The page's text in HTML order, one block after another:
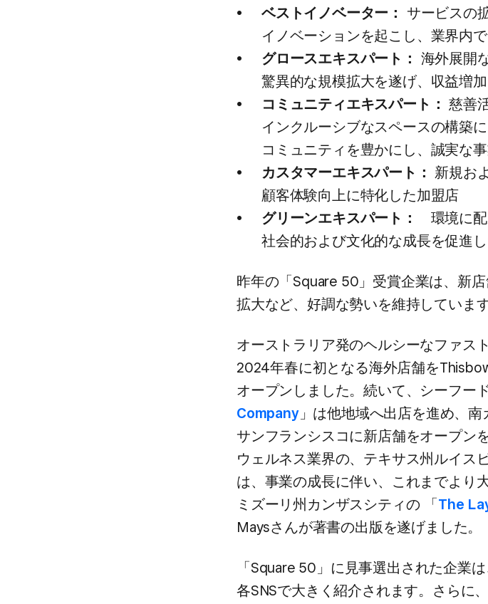
ベストイノベーター：
サービスの​
イノベーションを​起こし、​業界内
グロースエキスパート： 海外展開
驚異的な​規模拡大を​遂げ、​収益増
コミュニティエキスパート： 慈善
インクルーシブな​スペースの​構築
コミュニティを​豊かにし、​誠実な​
カスタマーエキスパート： 新規お
顧客体験向上に​特化した​加盟店
グリーンエキスパート：
環境に​配
社会的および​文化的な​成長を​促進
昨年の​「Square 50」​受賞企業は、​新
拡大など、​好調な​勢いを​維持しています
オーストラリア発の​ヘルシーな​ファス
2024年春に​初となる​海外店舗を​
オープンしました。​続いて、​シーフー
Company」は​他地域へ​出店を​進め、​南
サンフランシスコに​新店舗を​オープン
ウェルネス業界の、​テキサス州ルイス
は、​事業の​成長に​伴い、​これまで​より​
ミズーリ州カンザスシティの​ ​「The
Maysさんが​著書の​出版を​遂げました。
「Square 50」に​見事選出された​企業
各SNSで​大きく​紹介されます。​さらに